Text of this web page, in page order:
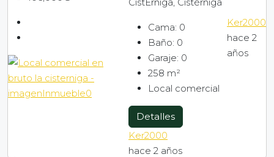
Blog
Cama: 0
Baño: 0
Garaje: 0
258 m²
Local comercial
Detalles
Ker2000
hace 2 años
Ker2000
hace 2
años